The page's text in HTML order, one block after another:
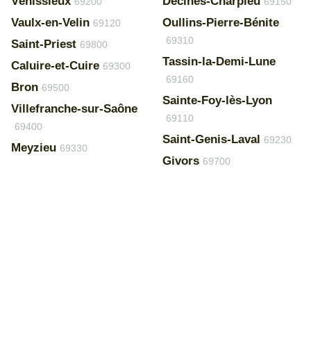
Vaulx-en-Velin 69120
Saint-Priest 69800
Caluire-et-Cuire 69300
Bron 69500
Villefranche-sur-Saône
69400
Meyzieu 69330
Oullins-Pierre-Bénite
69310
Tassin-la-Demi-Lune
69160
Sainte-Foy-lès-Lyon
69110
Saint-Genis-Laval 69230
Givors 69700